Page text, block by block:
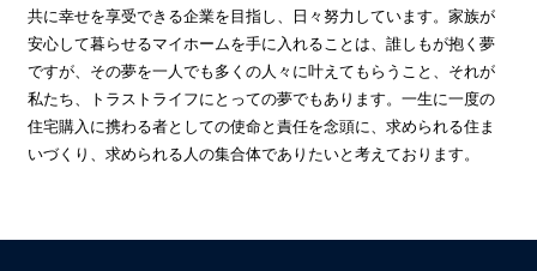
共に幸せを享受できる企業を目指し、日々努力しています。家族が
安心して暮らせるマイホームを手に入れることは、誰しもが抱く夢
ですが、その夢を一人でも多くの人々に叶えてもらうこと、それが
私たち、トラストライフにとっての夢でもあります。一生に一度の
住宅購入に携わる者としての使命と責任を念頭に、求められる住ま
いづくり、求められる人の集合体でありたいと考えております。